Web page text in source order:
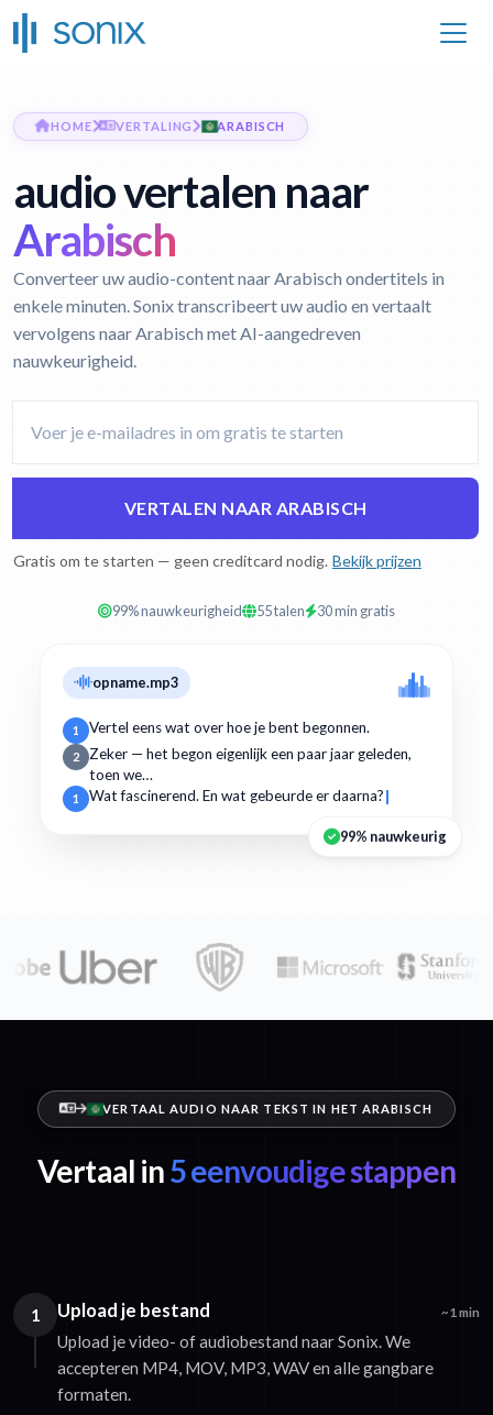
HOME VERTALING ARABISCH
audio vertalen naar
Arabisch
Converteer uw audio-content naar Arabisch ondertitels in
enkele minuten. Sonix transcribeert uw audio en vertaalt
vervolgens naar Arabisch met AI-aangedreven
nauwkeurigheid.
VERTALEN NAAR ARABISCH
Gratis om te starten — geen creditcard nodig. Bekijk prijzen
99% nauwkeurigheid 55 talen 30 min gratis
opname.mp3
1 Vertel eens wat over hoe je bent begonnen.
2
Zeker — het begon eigenlijk een paar jaar geleden,
toen we…
1 Wat fascinerend. En wat gebeurde er daarna?
99% nauwkeurig
VERTAAL AUDIO NAAR TEKST IN HET ARABISCH
Vertaal in5 eenvoudige stappen
1 Upload je bestand ~1 min
Upload je video- of audiobestand naar Sonix. We
accepteren MP4, MOV, MP3, WAV en alle gangbare
formaten.